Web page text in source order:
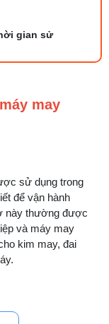
gian sử
may
sử dụng trong
để vận hành
này thường được
và máy may
kim may, đai
gian và dễ
là gì? Công
dây đai an toàn,
và cách tính